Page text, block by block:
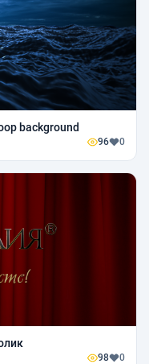
background
96 0
98 0